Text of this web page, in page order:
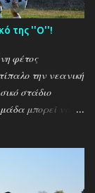
της ''Ο''!
φέτος
την νεανική
στάδιο
μπορεί να
για να ''δέσει''